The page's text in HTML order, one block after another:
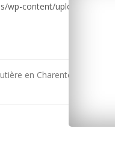
content/uploads/2016/
en Charente-Maritime